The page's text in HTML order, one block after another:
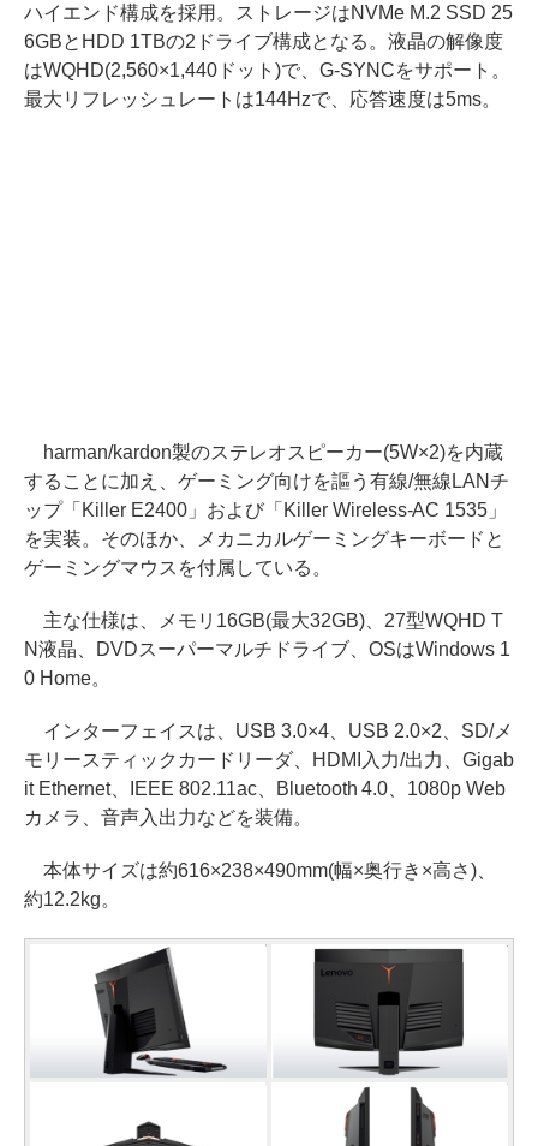
ハイエンド構成を採用。ストレージはNVMe M.2 SSD 25
6GBとHDD 1TBの2ドライブ構成となる。液晶の解像度
はWQHD(2,560×1,440ドット)で、G-SYNCをサポート。
最大リフレッシュレートは144Hzで、応答速度は5ms。
harman/kardon製のステレオスピーカー(5W×2)を内蔵
することに加え、ゲーミング向けを謳う有線/無線LANチ
ップ「Killer E2400」および「Killer Wireless-AC 1535」
を実装。そのほか、メカニカルゲーミングキーボードと
ゲーミングマウスを付属している。
主な仕様は、メモリ16GB(最大32GB)、27型WQHD T
N液晶、DVDスーパーマルチドライブ、OSはWindows 1
0 Home。
インターフェイスは、USB 3.0×4、USB 2.0×2、SD/メ
モリースティックカードリーダ、HDMI入力/出力、Gigab
it Ethernet、IEEE 802.11ac、Bluetooth 4.0、1080p Web
カメラ、音声入出力などを装備。
本体サイズは約616×238×490mm(幅×奥行き×高さ)、
約12.2kg。